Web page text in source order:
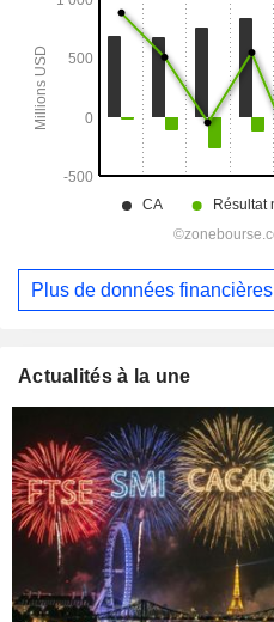
Plus de données financières
Actualités à la une